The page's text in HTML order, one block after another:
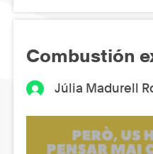
Combustión
Júlia Madurell